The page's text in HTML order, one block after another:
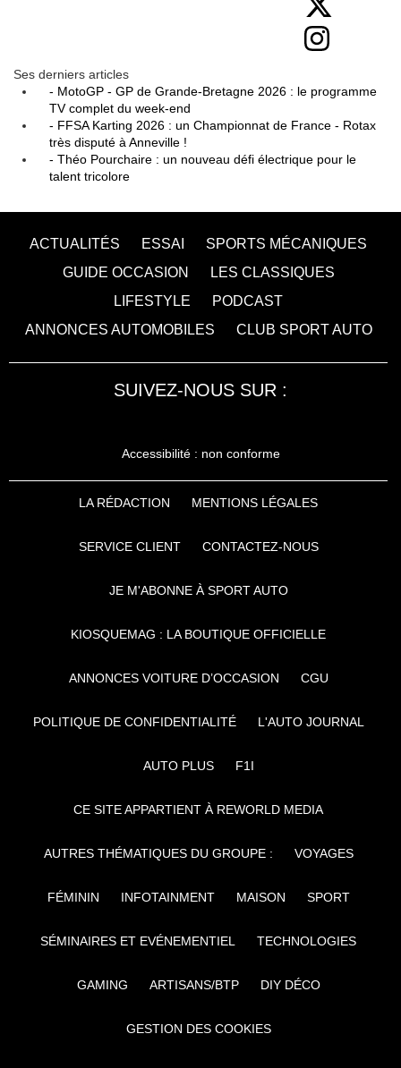
Ses derniers articles
- MotoGP - GP de Grande-Bretagne 2026 : le programme
TV complet du week-end
- FFSA Karting 2026 : un Championnat de France - Rotax
très disputé à Anneville !
- Théo Pourchaire : un nouveau défi électrique pour le
talent tricolore
ACTUALITÉS ESSAI
SPORTS MÉCANIQUES
GUIDE OCCASION
LES CLASSIQUES
LIFESTYLE
PODCAST
ANNONCES AUTOMOBILES
CLUB SPORT AUTO
SUIVEZ-NOUS SUR :
Accessibilité : non conforme
LA RÉDACTION MENTIONS LÉGALES
SERVICE CLIENT CONTACTEZ-NOUS
JE M'ABONNE À SPORT AUTO
KIOSQUEMAG : LA BOUTIQUE OFFICIELLE
ANNONCES VOITURE D’OCCASION CGU
POLITIQUE DE CONFIDENTIALITÉ L'AUTO JOURNAL
AUTO PLUS F1I
CE SITE APPARTIENT À REWORLD MEDIA
AUTRES THÉMATIQUES DU GROUPE : VOYAGES
FÉMININ INFOTAINMENT MAISON SPORT
SÉMINAIRES ET EVÉNEMENTIEL TECHNOLOGIES
GAMING ARTISANS/BTP DIY DÉCO
GESTION DES COOKIES